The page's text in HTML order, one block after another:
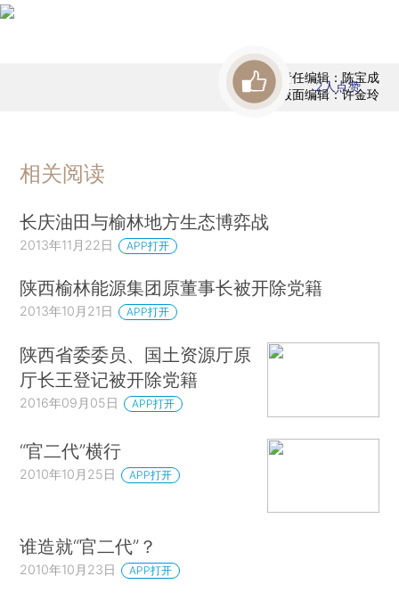
责任编辑：陈宝成
版面编辑：许金玲
2人点赞
相关阅读
长庆油田与榆林地方生态博弈战
2013年11月22日 APP打开
陕西榆林能源集团原董事长被开除党籍
2013年10月21日 APP打开
陕西省委委员、国土资源厅原
厅长王登记被开除党籍
2016年09月05日 APP打开
“官二代”横行
2010年10月25日 APP打开
谁造就“官二代”？
2010年10月23日 APP打开